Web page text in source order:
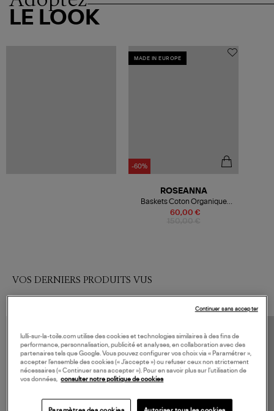
LE LOOK
MADE IN EUROPE
-60%
60,00 €
ROSEANNA
Baskets Coton Organique
Blanc
VOS DERNIERS PRODUITS VUS
lulli-sur-la-toile.com utilise des cookies et technologies similaires à des fins de
performance, personnalisation, publicité et analyses, en collaboration avec des
partenaires tels que Google. Vous pouvez configurer vos choix via « Paramétrer »,
accepter l’ensemble des cookies (« J’accepte ») ou refuser ceux non strictement
nécessaires (« Continuer sans accepter »). Pour en savoir plus sur l’utilisation de
vos données,
consulter notre politique de cookies
Continuer sans accepter